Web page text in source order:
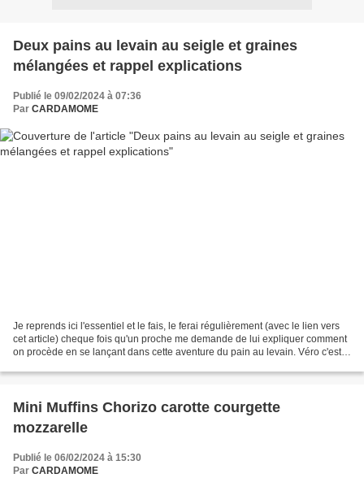
Deux pains au levain au seigle et graines
mélangées et rappel explications
Publié le 09/02/2024 à 07:36
Par CARDAMOME
Je reprends ici l'essentiel et le fais, le ferai régulièrement (avec le lien vers
cet article) cheque fois qu'un proche me demande de lui expliquer comment
on procède en se lançant dans cette aventure du pain au levain. Véro c'est
Mini Muffins Chorizo carotte courgette
mozzarelle
Publié le 06/02/2024 à 15:30
Par CARDAMOME